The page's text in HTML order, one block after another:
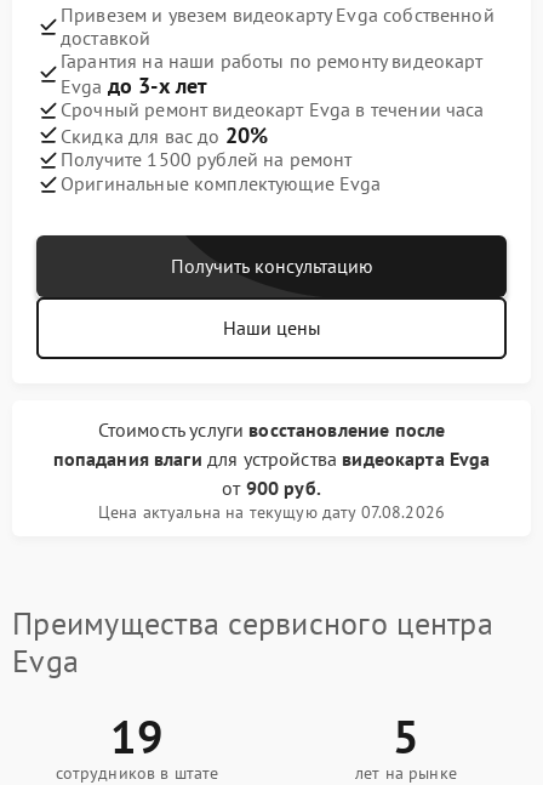
Привезем и увезем видеокарту Evga собственной
доставкой
Гарантия на наши работы по ремонту видеокарт
Evga до 3-х лет
Срочный ремонт видеокарт Evga в течении часа
Скидка для вас до 20%
Получите 1500 рублей на ремонт
Оригинальные комплектующие Evga
Получить консультацию
Наши цены
Стоимость услуги восстановление после
попадания влаги для устройства видеокарта Evga
от 900 руб.
Цена актуальна на текущую дату 07.08.2026
Преимущества сервисного центра
Evga
19
сотрудников в штате
5
лет на рынке